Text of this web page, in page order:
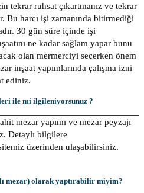
tekrar ruhsat çıkartmanız ve tekrar
Bu harcı işi zamanında bitirmediği
30 gün süre içinde işi
ne kadar sağlam yapar bunu
olan mermerciyi seçerken önem
inşaat yapımlarında çalışma izni
ediniz.
ile mi ilgileniyorsunuz ?
mezar yapımı ve mezar peyzajı
Detaylı bilgilere
üzerinden ulaşabilirsiniz.
mezar) olarak yaptırabilir miyim?